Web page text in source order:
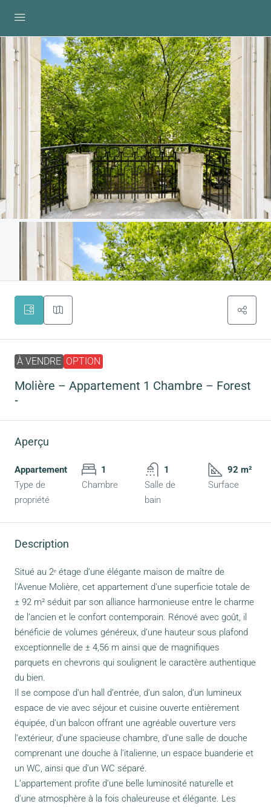
À VENDRE OPTION
Molière – Appartement 1 Chambre – Forest
-
Aperçu
Appartement
Type de
propriété
1
Chambre
1
Salle de
bain
92 m²
Surface
Description
Situé au 2ᵉ étage d’une élégante maison de maître de
l’Avenue Molière, cet appartement d’une superficie totale de
± 92 m² séduit par son alliance harmonieuse entre le charme
de l’ancien et le confort contemporain. Rénové avec goût, il
bénéficie de volumes généreux, d’une hauteur sous plafond
exceptionnelle de ± 4,56 m ainsi que de magnifiques
parquets en chevrons qui soulignent le caractère authentique
du bien.
Il se compose d’un hall d’entrée, d’un salon, d’un lumineux
espace de vie avec séjour et cuisine ouverte entièrement
équipée, d’un balcon offrant une agréable ouverture vers
l’extérieur, d’une spacieuse chambre, d’une salle de douche
comprenant une douche à l’italienne, un espace buanderie et
un WC, ainsi que d’un WC séparé.
L’appartement profite d’une belle luminosité naturelle et
d’une atmosphère à la fois chaleureuse et élégante. Les